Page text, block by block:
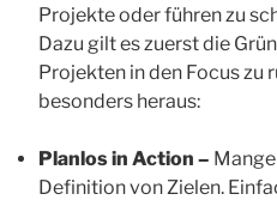
Projekte oder führen zu
Dazu gilt es zuerst die
Projekten in den Focus zu
besonders heraus:
Planlos in Action –
Definition von Zielen.